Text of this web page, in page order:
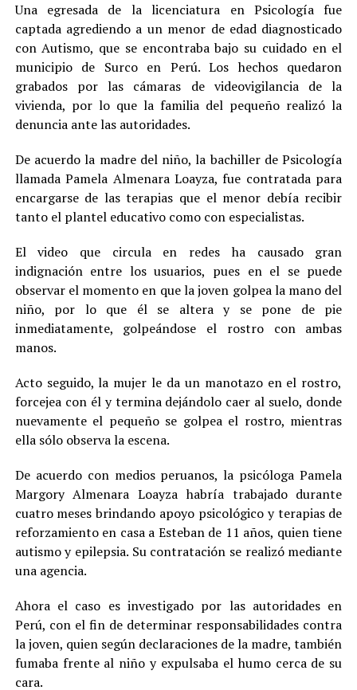
Una egresada de la licenciatura en Psicología fue
captada agrediendo a un menor de edad diagnosticado
con Autismo, que se encontraba bajo su cuidado en el
municipio de Surco en Perú. Los hechos quedaron
grabados por las cámaras de videovigilancia de la
vivienda, por lo que la familia del pequeño realizó la
denuncia ante las autoridades.
De acuerdo la madre del niño, la bachiller de Psicología
llamada Pamela Almenara Loayza, fue contratada para
encargarse de las terapias que el menor debía recibir
tanto el plantel educativo como con especialistas.
El video que circula en redes ha causado gran
indignación entre los usuarios, pues en el se puede
observar el momento en que la joven golpea la mano del
niño, por lo que él se altera y se pone de pie
inmediatamente, golpeándose el rostro con ambas
manos.
Acto seguido, la mujer le da un manotazo en el rostro,
forcejea con él y termina dejándolo caer al suelo, donde
nuevamente el pequeño se golpea el rostro, mientras
ella sólo observa la escena.
De acuerdo con medios peruanos, la psicóloga Pamela
Margory Almenara Loayza habría trabajado durante
cuatro meses brindando apoyo psicológico y terapias de
reforzamiento en casa a Esteban de 11 años, quien tiene
autismo y epilepsia. Su contratación se realizó mediante
una agencia.
Ahora el caso es investigado por las autoridades en
Perú, con el fin de determinar responsabilidades contra
la joven, quien según declaraciones de la madre, también
fumaba frente al niño y expulsaba el humo cerca de su
cara.